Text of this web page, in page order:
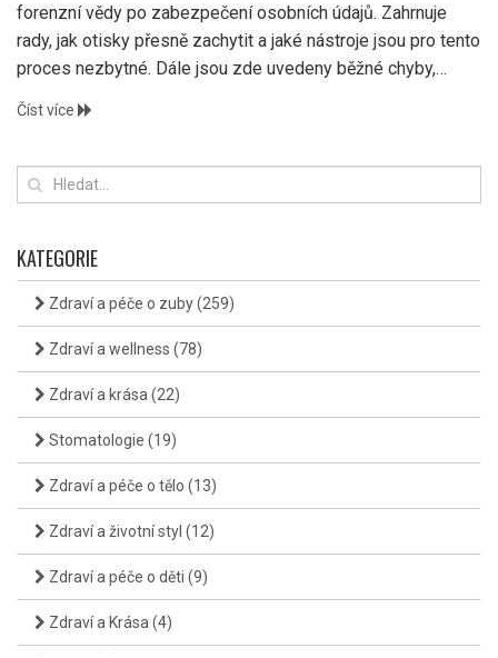
forenzní vědy po zabezpečení osobních údajů. Zahrnuje
rady, jak otisky přesně zachytit a jaké nástroje jsou pro tento
proces nezbytné. Dále jsou zde uvedeny běžné chyby,
kterým je dobré se vyhnout, a přínos moderních technologií
ke zlepšení této praxe.
Číst více
KATEGORIE
Zdraví a péče o zuby(259)
Zdraví a wellness (78)
Zdraví a krása (22)
Stomatologie (19)
Zdraví a péče o tělo (13)
Zdraví a životní styl (12)
Zdraví a péče o děti (9)
Zdraví a Krása (4)